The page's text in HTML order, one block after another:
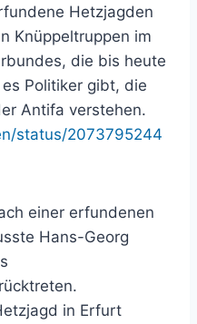
Hetzjagden
Knüppeltruppen im
die bis heute
Politiker gibt, die
Antifa verstehen.
status/2073795244
einer erfundenen
Hans-Georg
in Erfurt